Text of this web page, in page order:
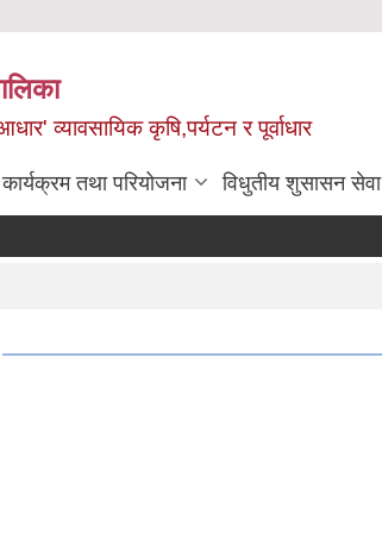
व्यावसायिक कृषि,पर्यटन र पूर्वाधार
कार्यक्रम तथा परियोजना विधुतीय शुसासन सेवा